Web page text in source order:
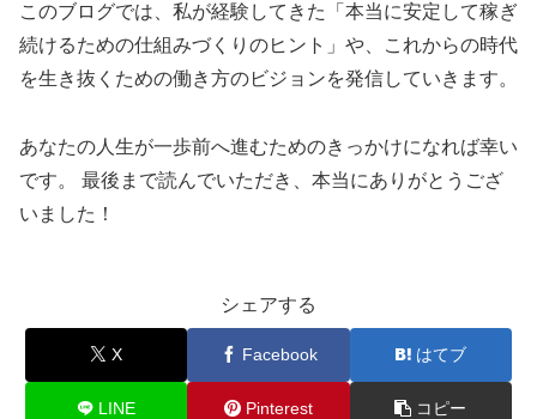
このブログでは、私が経験してきた「本当に安定して稼ぎ
続けるための仕組みづくりのヒント」や、これからの時代
を生き抜くための働き方のビジョンを発信していきます。
あなたの人生が一歩前へ進むためのきっかけになれば幸い
です。 最後まで読んでいただき、本当にありがとうござ
いました！
シェアする
X Facebook はてブ
LINE Pinterest コピー